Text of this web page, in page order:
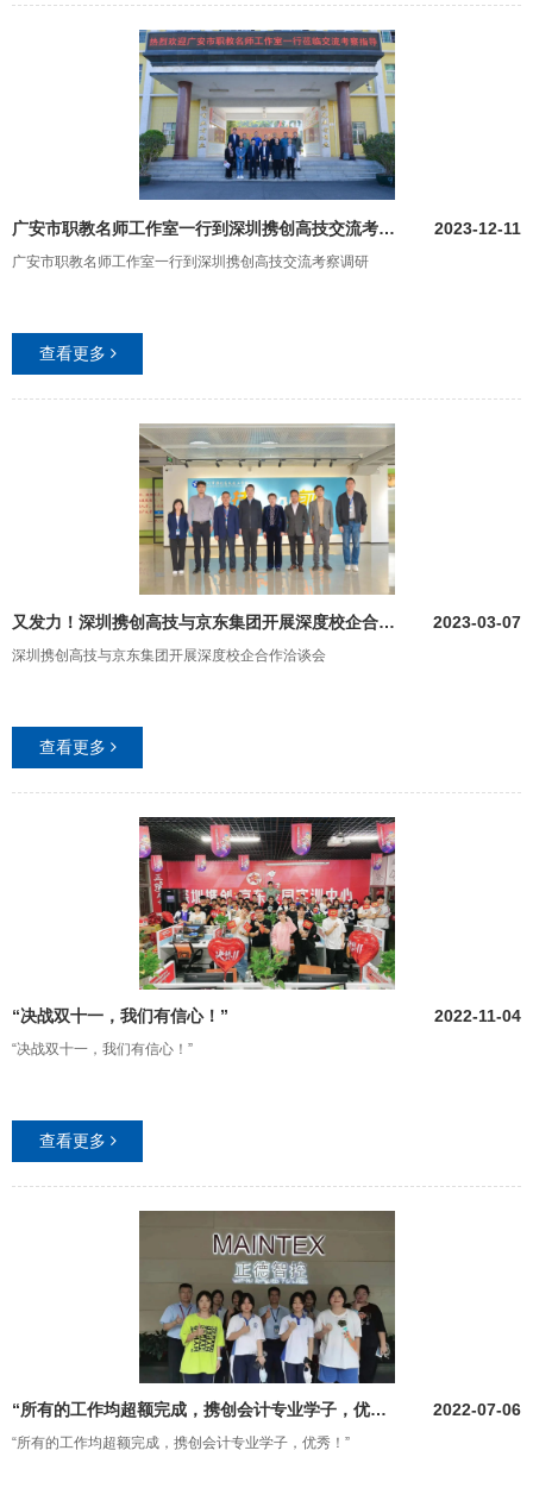
广安市职教名师工作室一行到深圳携创高技交流考察调研 2023-12-11
广安市职教名师工作室一行到深圳携创高技交流考察调研
查看更多
又发力！深圳携创高技与京东集团开展深度校企合作洽谈会 2023-03-07
深圳携创高技与京东集团开展深度校企合作洽谈会
查看更多
“决战双十一，我们有信心！” 2022-11-04
“决战双十一，我们有信心！”
查看更多
“所有的工作均超额完成，携创会计专业学子，优秀！” 2022-07-06
“所有的工作均超额完成，携创会计专业学子，优秀！”